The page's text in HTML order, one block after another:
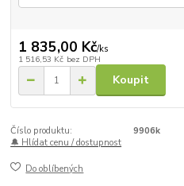
1 835,00 Kč/ks
1 516,53 Kč bez DPH
Koupit
Číslo produktu:
9906k
🔔 Hlídat cenu / dostupnost
Do oblíbených